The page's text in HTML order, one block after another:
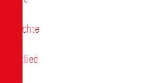
Geschichte
Heimatlied